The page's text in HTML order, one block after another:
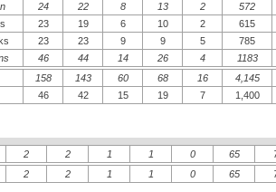
24 22 8 13 2
572
23 19 6 10 2
615
23 23 9 9 5
785
46 44 14 26 4
1183
158
143 60 68 16
4,145
46
42 15 19 7 1,400
2 2 1 1 0 65
2
2 1 1 0 65